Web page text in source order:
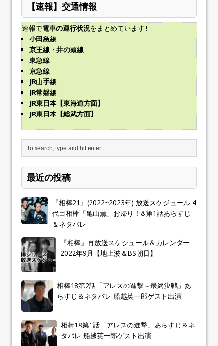
【速報】交通情報
速報で電車の運行状況をまとめています!!
小田急線
京王線・井の頭線
東急線
京急線
JR山手線
JR常磐線
JR東日本【東海道方面】
JR東日本【総武方面】
最近の投稿
『相棒21』(2022~2023年) 放送スケジュール 4
代目相棒「亀山薫」お帰り！&第1話あらすじ
＆ネタバレ
『相棒』再放送スケジュール＆カレンダー
2022年9月【地上波＆BS朝日】
相棒18第2話「アレスの進撃～最終決戦」あ
らすじ＆ネタバレ 船越英一郎ゲスト出演
相棒18第1話「アレスの進撃」あらすじ＆ネ
タバレ 船越英一郎ゲスト出演